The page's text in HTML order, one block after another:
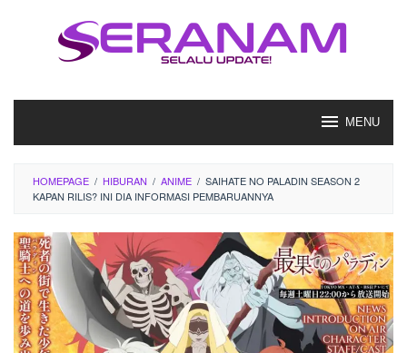
MENU
HOMEPAGE / HIBURAN / ANIME / SAIHATE NO PALADIN SEASON 2
KAPAN RILIS? INI DIA INFORMASI PEMBARUANNYA